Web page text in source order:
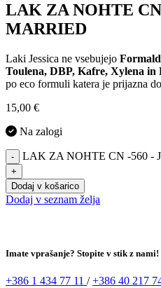
LAK ZA NOHTE CN
MARRIED
Laki Jessica ne vsebujejo
Toulena, DBP, Kafre, Xylena in
po eco formuli katera je prijazna
15,00 €
Na zalogi
- LAK ZA NOHTE CN -560 -
+
Dodaj v košarico
Dodaj v seznam želja
Imate vprašanje? Stopite v stik z nami!
+386 1 434 77 11 /+386 40 217